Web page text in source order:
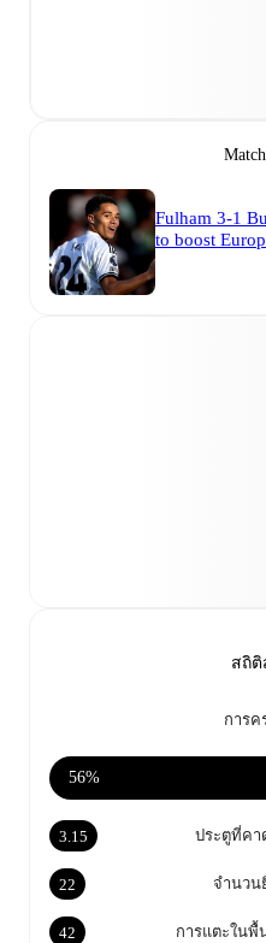
Fulham 3-1
to boost
สถิ
การค
56%
ประตูที่คา
3.15
จำนวน
22
การแตะในพื้
42